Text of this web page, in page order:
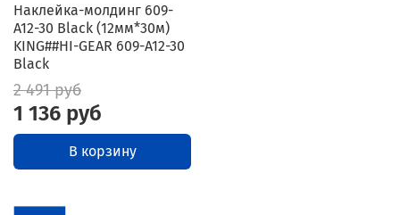
Наклейка-молдинг 609-
A12-30 Black (12мм*30м)
KING##HI-GEAR 609-A12-30
Black
2 491 руб
1 136 руб
В корзину